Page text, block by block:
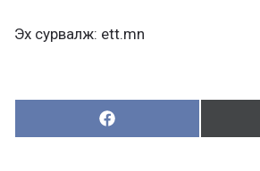
Эх сурвалж: ett.mn
Хуваалцах:
Х
у